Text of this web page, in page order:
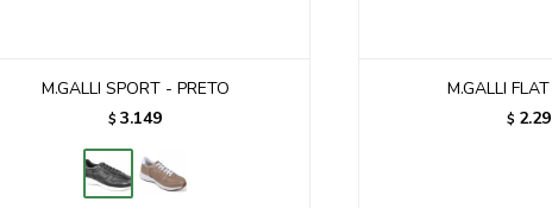
M.GALLI SPORT - PRETO
$ 3.149
M.GALLI
$